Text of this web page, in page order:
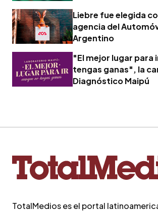
Liebre fue elegida
agencia del
Argentino
"El mejor lugar para
tengas ganas", la
Diagnóstico Maipú
TotalMedios es el portal